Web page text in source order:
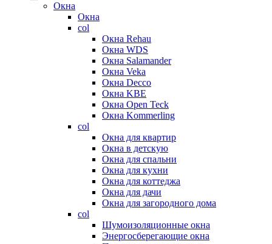
Окна
Окна
col
Окна Rehau
Окна WDS
Окна Salamander
Окна Veka
Окна Decco
Окна KBE
Окна Open Teck
Окна Kommerling
col
Окна для квартир
Окна в детскую
Окна для спальни
Окна для кухни
Окна для коттеджа
Окна для дачи
Окна для загородного дома
col
Шумоизоляционные окна
Энергосберегающие окна